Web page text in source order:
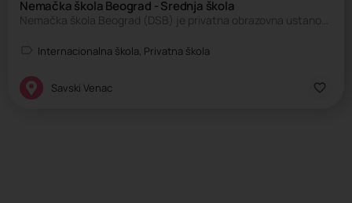
Nemačka škola Beograd - Srednja škola
Nemačka škola Beograd (DSB) je privatna obrazovna ustanova pod okriljem Školskog društva, koju je…
Internacionalna škola, Privatna škola
Savski Venac